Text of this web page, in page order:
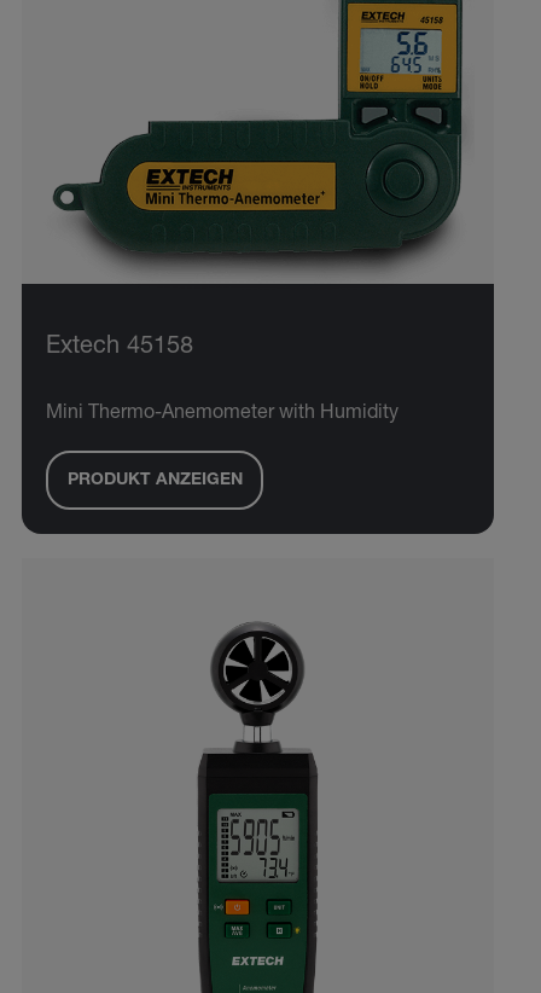
Extech 45158
Mini Thermo-Anemometer with Humidity
PRODUKT ANZEIGEN